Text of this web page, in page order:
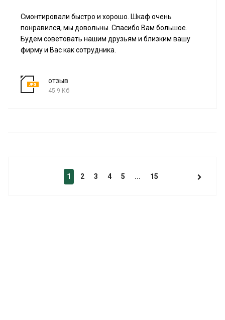
Смонтировали быстро и хорошо. Шкаф очень
понравился, мы довольны. Спасибо Вам большое.
Будем советовать нашим друзьям и близким вашу
фирму и Вас как сотрудника.
отзыв
45.9 Кб
1 2 3 4 5 ... 15